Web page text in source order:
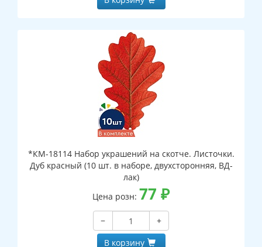
*КМ-18114 Набор украшений на скотче. Листочки.
Дуб красный (10 шт. в наборе, двухсторонняя, ВД-
лак)
Цена розн: 77 ₽
−
+
В корзину